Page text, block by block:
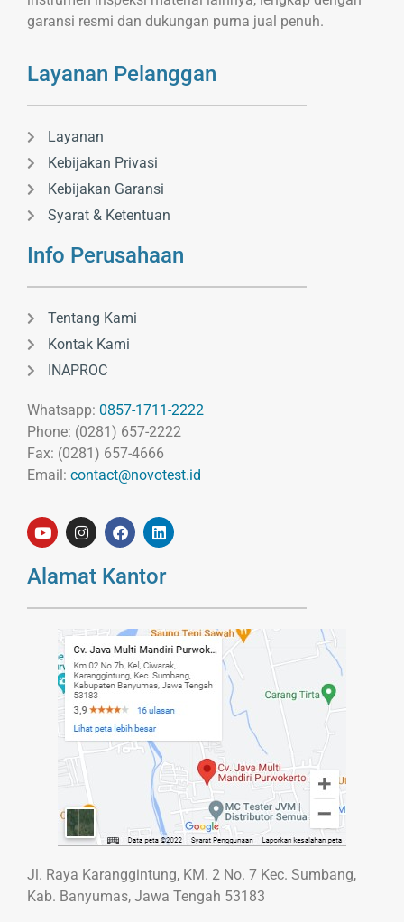
garansi resmi dan dukungan purna jual penuh.
Layanan Pelanggan
Layanan
Kebijakan Privasi
Kebijakan Garansi
Syarat & Ketentuan
Info Perusahaan
Tentang Kami
Kontak Kami
INAPROC
Whatsapp: 0857-1711-2222
Phone: (0281) 657-2222
Fax: (0281) 657-4666
Email: contact@novotest.id
Alamat Kantor
Jl. Raya Karanggintung, KM. 2 No. 7 Kec. Sumbang,
Kab. Banyumas, Jawa Tengah 53183